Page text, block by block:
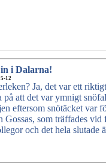
i Dalarna!
12
Ja, det var ett
att det var ymnigt
eftersom snötäcket var
som träffades
och det hela slutade